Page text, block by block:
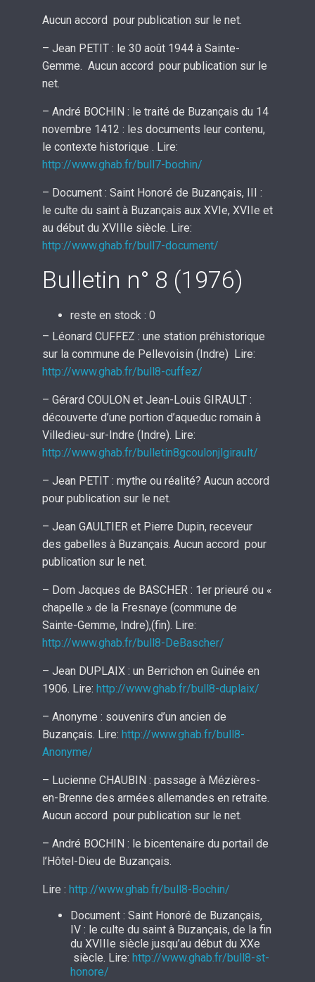
Aucun accord pour publication sur le net.
– Jean PETIT : le 30 août 1944 à Sainte-
Gemme. Aucun accord pour publication sur le
net.
– André BOCHIN : le traité de Buzançais du 14
novembre 1412 : les documents leur contenu,
le contexte historique . Lire:
http://www.ghab.fr/bull7-bochin/
– Document : Saint Honoré de Buzançais, III :
le culte du saint à Buzançais aux XVIe, XVIIe et
au début du XVIIIe siècle. Lire:
http://www.ghab.fr/bull7-document/
Bulletin n° 8 (1976)
reste en stock : 0
– Léonard CUFFEZ : une station préhistorique
sur la commune de Pellevoisin (Indre) Lire:
http://www.ghab.fr/bull8-cuffez/
– Gérard COULON et Jean-Louis GIRAULT :
découverte d’une portion d’aqueduc romain à
Villedieu-sur-Indre (Indre). Lire:
http://www.ghab.fr/bulletin8gcoulonjlgirault/
– Jean PETIT : mythe ou réalité? Aucun accord
pour publication sur le net.
– Jean GAULTIER et Pierre Dupin, receveur
des gabelles à Buzançais. Aucun accord pour
publication sur le net.
– Dom Jacques de BASCHER : 1er prieuré ou «
chapelle » de la Fresnaye (commune de
Sainte-Gemme, Indre),(fin). Lire:
http://www.ghab.fr/bull8-DeBascher/
– Jean DUPLAIX : un Berrichon en Guinée en
1906. Lire: http://www.ghab.fr/bull8-duplaix/
– Anonyme : souvenirs d’un ancien de
Buzançais. Lire: http://www.ghab.fr/bull8-
Anonyme/
– Lucienne CHAUBIN : passage à Mézières-
en-Brenne des armées allemandes en retraite.
Aucun accord pour publication sur le net.
– André BOCHIN : le bicentenaire du portail de
l’Hôtel-Dieu de Buzançais.
Lire : http://www.ghab.fr/bull8-Bochin/
Document : Saint Honoré de Buzançais,
IV : le culte du saint à Buzançais, de la fin
du XVIIIe siècle jusqu’au début du XXe
siècle. Lire: http://www.ghab.fr/bull8-st-
honore/